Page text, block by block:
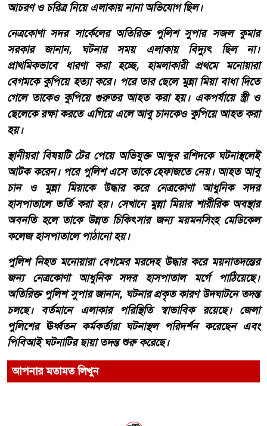
আচরণ ও চরিত্র নিয়ে এলাকায় নানা অভিযোগ ছিল।
নেত্রকোণা সদর সার্কেলের অতিরিক্ত পুলিশ সুপার সজল কুমার
সরকার জানান, ঘটনার সময় এলাকায় বিদ্যুৎ ছিল না।
প্রাথমিকভাবে ধারণা করা হচ্ছে, হামলাকারী প্রথমে মনোয়ারা
বেগমকে কুপিয়ে হত্যা করে। পরে তার ছেলে মুন্না মিয়া বাধা দিতে
গেলে তাকেও কুপিয়ে গুরুতর আহত করা হয়। একপর্যায়ে স্ত্রী ও
ছেলেকে রক্ষা করতে এগিয়ে এলে আবু চানকেও কুপিয়ে আহত করা
হয়।
স্থানীয়রা বিষয়টি টের পেয়ে অভিযুক্ত আব্দুর রশিদকে ঘটনাস্থলেই
আটক করেন। পরে পুলিশ এসে তাকে হেফাজতে নেয়। আহত আবু
চান ও মুন্না মিয়াকে উদ্ধার করে নেত্রকোণা আধুনিক সদর
হাসপাতালে ভর্তি করা হয়। সেখানে মুন্না মিয়ার শারীরিক অবস্থার
অবনতি হলে তাকে উন্নত চিকিৎসার জন্য ময়মনসিংহ মেডিকেল
কলেজ হাসপাতালে পাঠানো হয়।
পুলিশ নিহত মনোয়ারা বেগমের মরদেহ উদ্ধার করে ময়নাতদন্তের
জন্য নেত্রকোণা আধুনিক সদর হাসপাতাল মর্গে পাঠিয়েছে।
অতিরিক্ত পুলিশ সুপার জানান, ঘটনার প্রকৃত কারণ উদঘাটনে তদন্ত
চলছে। বর্তমানে এলাকার পরিস্থিতি স্বাভাবিক রয়েছে। জেলা
পুলিশের ঊর্ধ্বতন কর্মকর্তারা ঘটনাস্থল পরিদর্শন করেছেন এবং
পিবিআই ঘটনাটির ছায়া তদন্ত শুরু করেছে।
আপনার মতামত লিখুন